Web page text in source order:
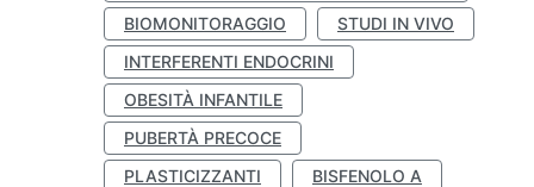
BIOMONITORAGGIO
STUDI IN VIVO
INTERFERENTI ENDOCRINI
OBESITÀ INFANTILE
PUBERTÀ PRECOCE
PLASTICIZZANTI
BISFENOLO A